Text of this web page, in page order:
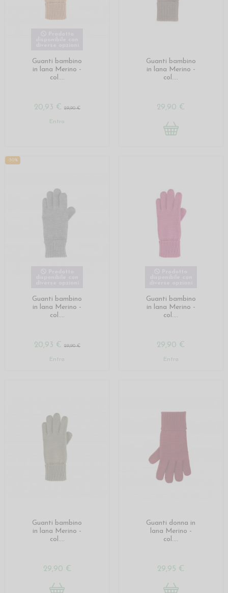
Guanti bambino
in lana Merino -
col....
20,93 € 29,90 €
Entra
Guanti bambino
in lana Merino -
col....
29,90 €
-30%
Guanti bambino
in lana Merino -
col....
20,93 € 29,90 €
Entra
Guanti bambino
in lana Merino -
col....
29,90 €
Entra
Guanti bambino
in lana Merino -
col....
29,90 €
Guanti donna in
lana Merino -
col....
29,95 €